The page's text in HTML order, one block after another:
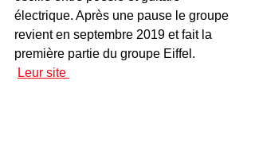
électrique. Après une pause le groupe
revient en septembre 2019 et fait la
première partie du groupe Eiffel.
Leur site